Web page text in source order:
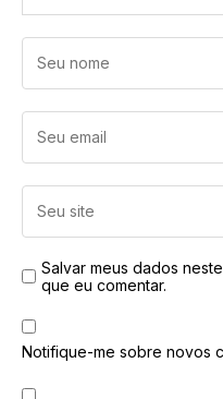
Salvar meus dados
que eu comentar.
Notifique-me sobre novos